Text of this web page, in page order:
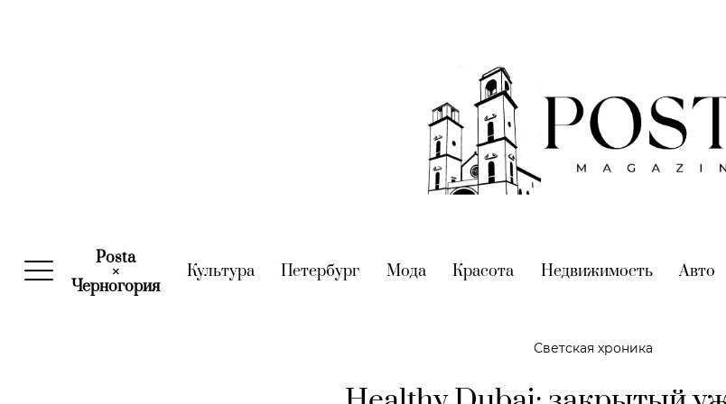
Posta
×
Черногория(current)
Культура(current)
Петербург (current)
Мода(current)
Красота (current)
Недвижимость(current)
Авто
Светская хроника